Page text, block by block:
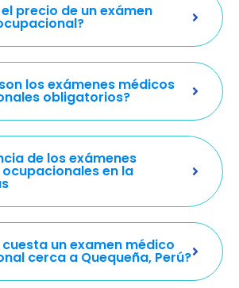
precio de un exámen
los exámenes médicos
obligatorios?
de los exámenes
en la
un examen médico
cerca a Quequeña, Perú?